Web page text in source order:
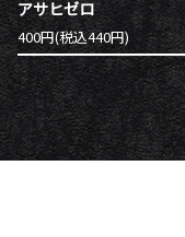
アサヒゼロ
400円(税込440円)